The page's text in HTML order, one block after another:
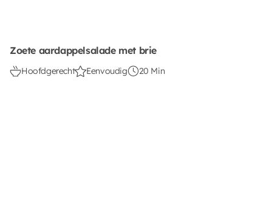
Zoete aardappelsalade met brie
Hoofdgerecht Eenvoudig 20 Min